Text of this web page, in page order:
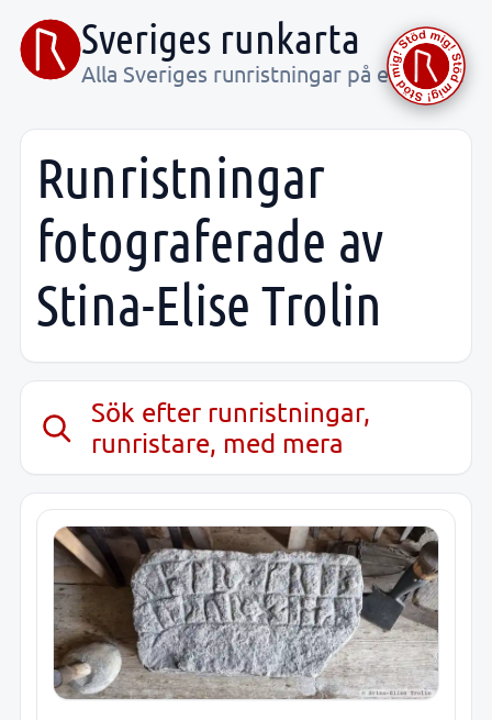
Sveriges runkarta
Alla Sveriges runristningar på ett ställe
Runristningar
fotograferade av
Stina-Elise Trolin
Sök efter runristningar,
runristare, med mera